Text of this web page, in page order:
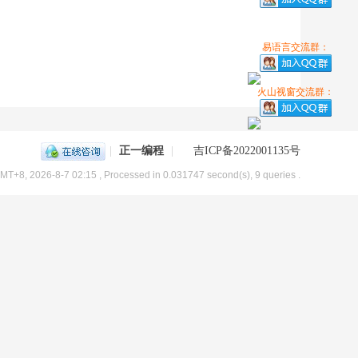
易语言交流群：
火山视窗交流群：
正一编程 吉ICP备2022001135号
2026-8-7 02:15 , Processed in 0.031747 second(s), 9 queries .